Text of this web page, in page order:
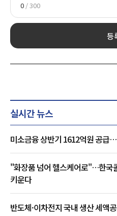
0 / 300
등
실시간 뉴스
미소금융 상반기 1612억원 공급
"화장품 넘어 헬스케어로"…한국
키운다
반도체·이차전지 국내 생산 세액